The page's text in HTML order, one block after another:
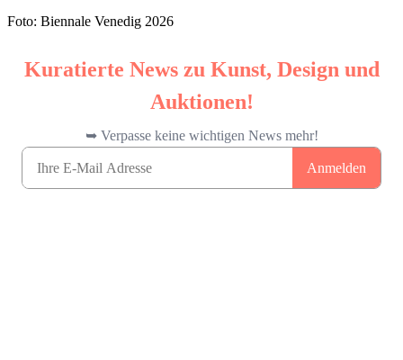
Foto: Biennale Venedig 2026